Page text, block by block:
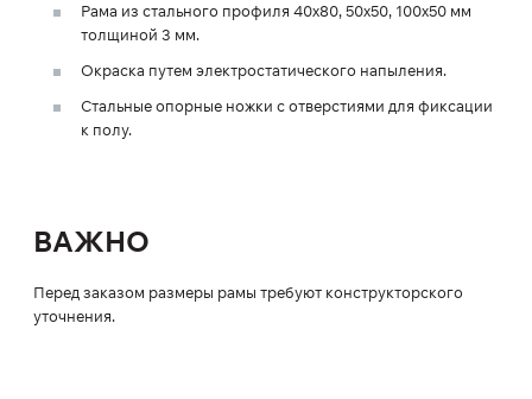
Рама из стального профиля 40х80, 50х50, 100х50 мм
толщиной 3 мм.
Окраска путем электростатического напыления.
Стальные опорные ножки с отверстиями для фиксации
к полу.
ВАЖНО
Перед заказом размеры рамы требуют конструкторского
уточнения.